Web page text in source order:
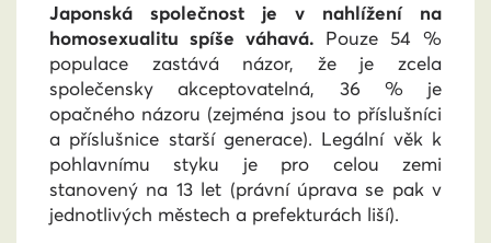
Japonská společnost je v nahlížení na
homosexualitu spíše váhavá. Pouze 54 %
populace zastává názor, že je zcela
společensky akceptovatelná, 36 % je
opačného názoru (zejména jsou to příslušníci
a příslušnice starší generace). Legální věk k
pohlavnímu styku je pro celou zemi
stanovený na 13 let (právní úprava se pak v
jednotlivých městech a prefekturách liší).